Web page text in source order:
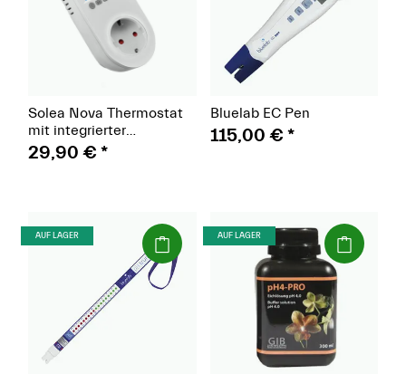
Solea Nova Thermostat
mit integrierter
Temperaturfühler
29,90 € *
Bluelab EC Pen
115,00 € *
AUF LAGER (Paket) AUF LAGER (Paket)